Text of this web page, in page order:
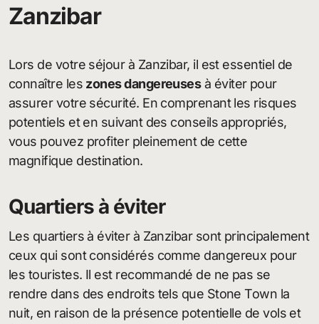
Zanzibar
Lors de votre séjour à Zanzibar, il est essentiel de
connaître les zones dangereusesà éviter pour
assurer votre sécurité. En comprenant les risques
potentiels et en suivant des conseils appropriés,
vous pouvez profiter pleinement de cette
magnifique destination.
Quartiers à éviter
Les quartiers à éviter à Zanzibar sont principalement
ceux qui sont considérés comme dangereux pour
les touristes. Il est recommandé de ne pas se
rendre dans des endroits tels que Stone Town la
nuit, en raison de la présence potentielle de vols et